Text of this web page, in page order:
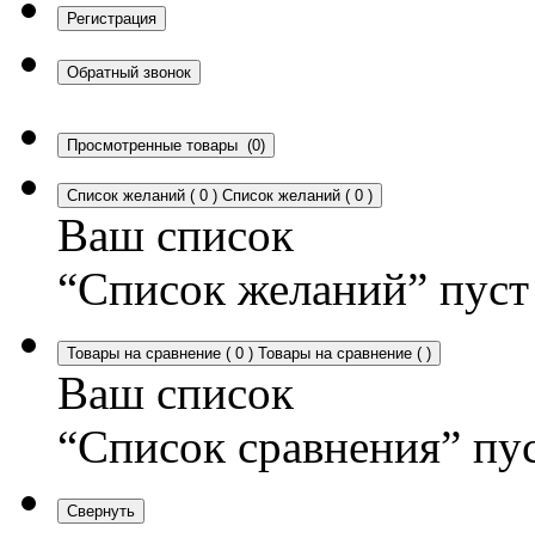
Регистрация
Обратный звонок
Просмотренные товары (0)
Список желаний ( 0 ) Список желаний ( 0 )
Ваш список
“Список желаний” пуст
Товары на сравнение ( 0 ) Товары на сравнение ( )
Ваш список
“Список сравнения”
Свернуть